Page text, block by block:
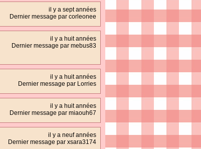
il y a sept années
Dernier message par corleonee
il y a huit années
Dernier message par mebus83
il y a huit années
Dernier message par Lorries
il y a huit années
Dernier message par miaouh67
il y a neuf années
Dernier message par xsara3174